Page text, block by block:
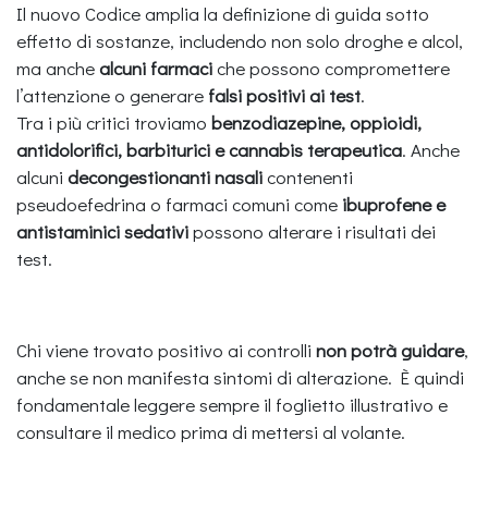
Il nuovo Codice amplia la definizione di guida sotto
effetto di sostanze, includendo non solo droghe e alcol,
ma anchealcuni farmaciche possono compromettere
l’attenzione o generare falsi positivi ai test.
Tra i più critici troviamo benzodiazepine, oppioidi,
antidolorifici, barbiturici e cannabis terapeutica. Anche
alcuni decongestionanti nasalicontenenti
pseudoefedrina o farmaci comuni come ibuprofene e
antistaminici sedativipossono alterare i risultati dei
test.
Chi viene trovato positivo ai controlli non potrà guidare,
anche se non manifesta sintomi di alterazione. È quindi
fondamentale leggere sempre il foglietto illustrativo e
consultare il medico prima di mettersi al volante.